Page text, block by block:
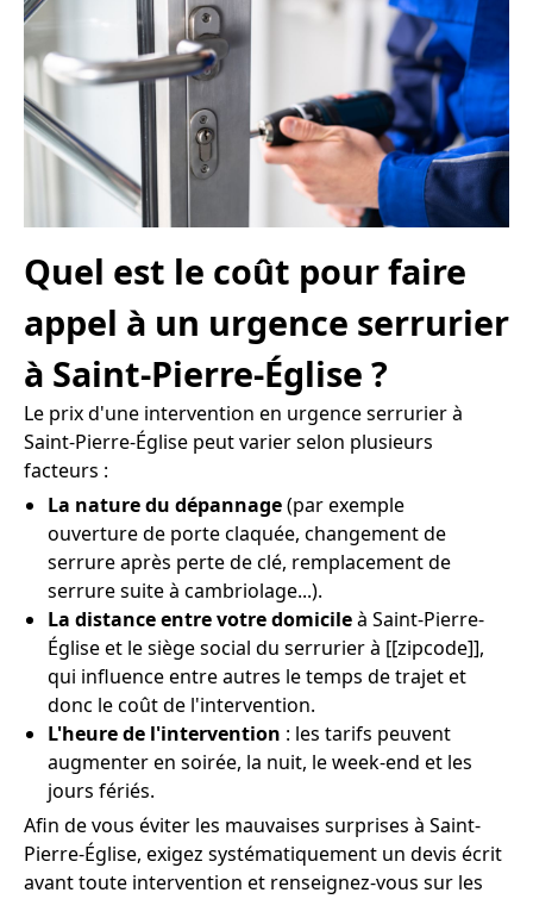
Quel est le coût pour faire
appel à un urgence serrurier
à Saint-Pierre-Église ?
Le prix d'une intervention en urgence serrurier à
Saint-Pierre-Église peut varier selon plusieurs
facteurs :
La nature du dépannage(par exemple
ouverture de porte claquée, changement de
serrure après perte de clé, remplacement de
serrure suite à cambriolage...).
La distance entre votre domicileà Saint-Pierre-
Église et le siège social du serrurier à [[zipcode]],
qui influence entre autres le temps de trajet et
donc le coût de l'intervention.
L'heure de l'intervention : les tarifs peuvent
augmenter en soirée, la nuit, le week-end et les
jours fériés.
Afin de vous éviter les mauvaises surprises à Saint-
Pierre-Église, exigez systématiquement un devis écrit
avant toute intervention et renseignez-vous sur les